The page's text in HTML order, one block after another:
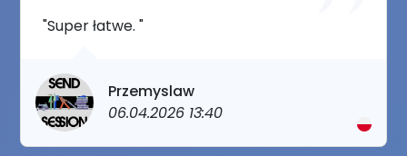
"Super łatwe. "
Przemyslaw
06.04.2026 13:40